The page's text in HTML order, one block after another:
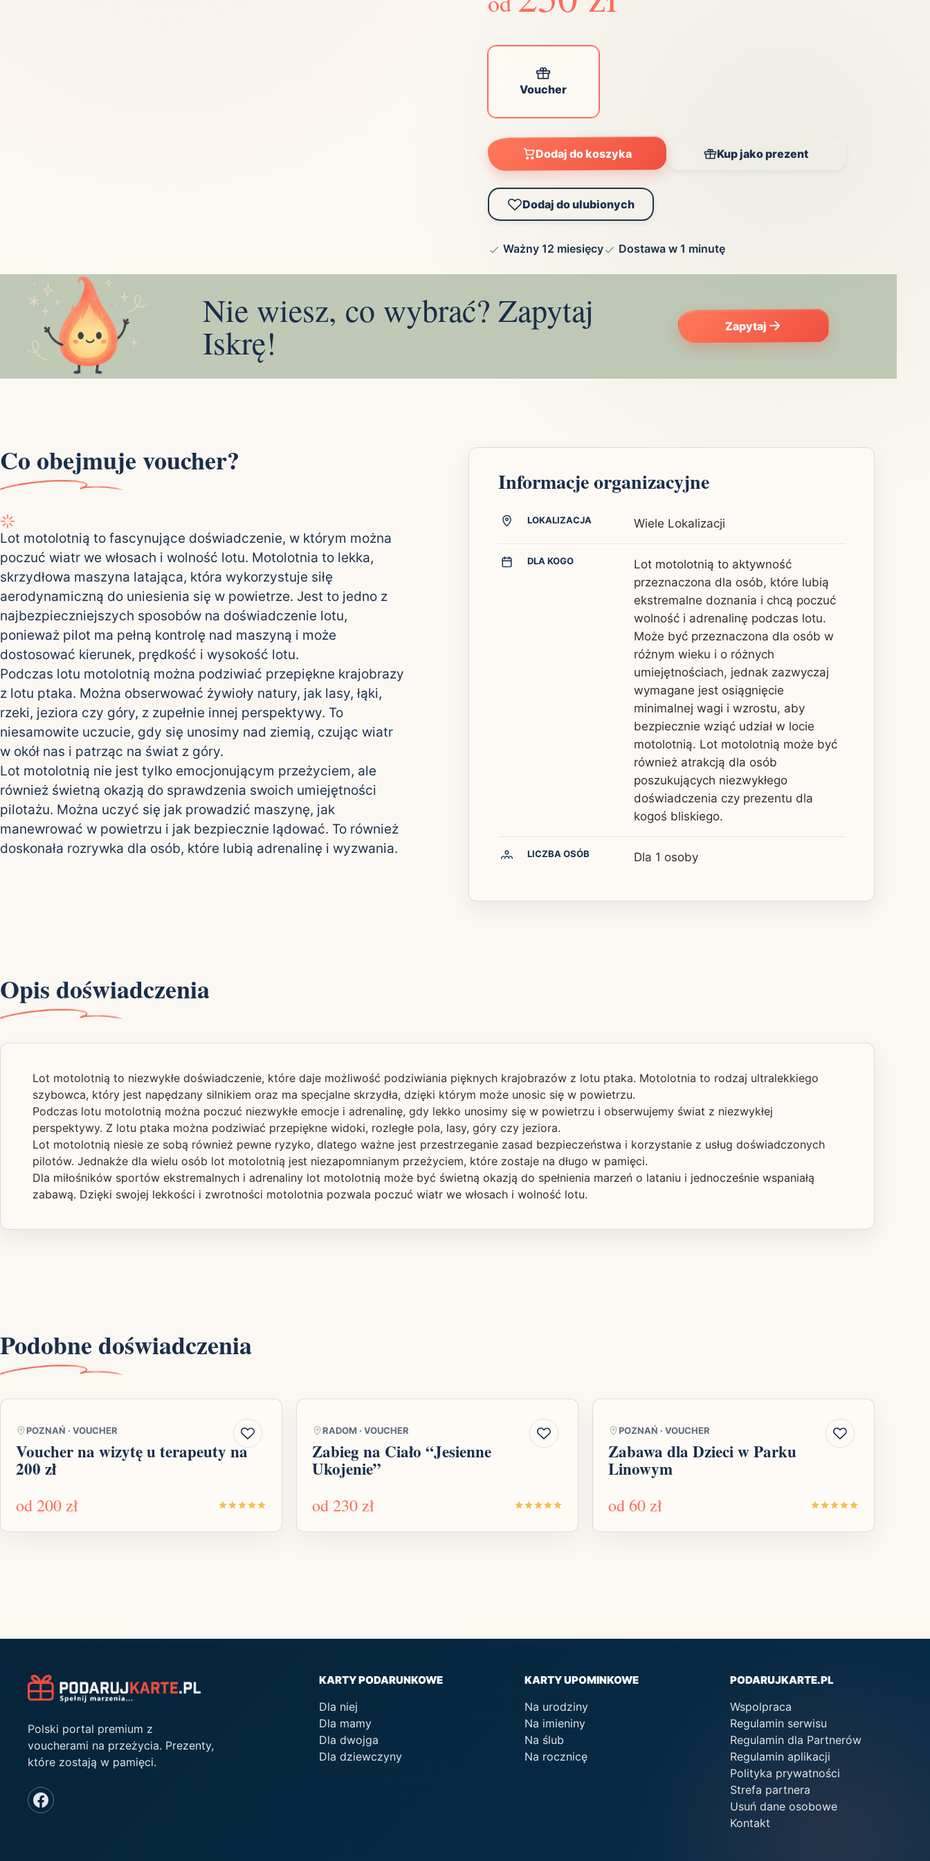
Bydgoszcz
Ciechocinek
Wielkopolski
Kraków
Voucher
Dodaj do koszyka Kup jako prezent
Dodaj do ulubionych
Ważny 12 miesięcy Dostawa w 1 minutę
Nie wiesz, co wybrać? Zapytaj
Iskrę! Zapytaj
Co obejmuje voucher?
Lot motolotnią to fascynujące doświadczenie, w którym można
poczuć wiatr we włosach i wolność lotu. Motolotnia to lekka,
skrzydłowa maszyna latająca, która wykorzystuje siłę
aerodynamiczną do uniesienia się w powietrze. Jest to jedno z
najbezpieczniejszych sposobów na doświadczenie lotu,
ponieważ pilot ma pełną kontrolę nad maszyną i może
dostosować kierunek, prędkość i wysokość lotu.
Podczas lotu motolotnią można podziwiać przepiękne krajobrazy
z lotu ptaka. Można obserwować żywioły natury, jak lasy, łąki,
rzeki, jeziora czy góry, z zupełnie innej perspektywy. To
niesamowite uczucie, gdy się unosimy nad ziemią, czując wiatr
w okół nas i patrząc na świat z góry.
Lot motolotnią nie jest tylko emocjonującym przeżyciem, ale
również świetną okazją do sprawdzenia swoich umiejętności
pilotażu. Można uczyć się jak prowadzić maszynę, jak
manewrować w powietrzu i jak bezpiecznie lądować. To również
doskonała rozrywka dla osób, które lubią adrenalinę i wyzwania.
Informacje organizacyjne
LOKALIZACJA Wiele Lokalizacji
DLA KOGO
Lot motolotnią to aktywność
przeznaczona dla osób, które lubią
ekstremalne doznania i chcą poczuć
wolność i adrenalinę podczas lotu.
Może być przeznaczona dla osób w
różnym wieku i o różnych
umiejętnościach, jednak zazwyczaj
wymagane jest osiągnięcie
minimalnej wagi i wzrostu, aby
bezpiecznie wziąć udział w locie
motolotnią. Lot motolotnią może być
również atrakcją dla osób
poszukujących niezwykłego
doświadczenia czy prezentu dla
kogoś bliskiego.
LICZBA OSÓB Dla 1 osoby
Opis doświadczenia
Lot motolotnią to niezwykłe doświadczenie, które daje możliwość podziwiania pięknych krajobrazów z lotu ptaka. Motolotnia to rodzaj ultralekkiego
szybowca, który jest napędzany silnikiem oraz ma specjalne skrzydła, dzięki którym może unosic się w powietrzu.
Podczas lotu motolotnią można poczuć niezwykłe emocje i adrenalinę, gdy lekko unosimy się w powietrzu i obserwujemy świat z niezwykłej
perspektywy. Z lotu ptaka można podziwiać przepiękne widoki, rozległe pola, lasy, góry czy jeziora.
Lot motolotnią niesie ze sobą również pewne ryzyko, dlatego ważne jest przestrzeganie zasad bezpieczeństwa i korzystanie z usług doświadczonych
pilotów. Jednakże dla wielu osób lot motolotnią jest niezapomnianym przeżyciem, które zostaje na długo w pamięci.
Dla miłośników sportów ekstremalnych i adrenaliny lot motolotnią może być świetną okazją do spełnienia marzeń o lataniu i jednocześnie wspaniałą
zabawą. Dzięki swojej lekkości i zwrotności motolotnia pozwala poczuć wiatr we włosach i wolność lotu.
Podobne doświadczenia
POZNAŃ · VOUCHER
Voucher na wizytę u terapeuty na
200 zł
od 200 zł
RADOM · VOUCHER
Zabieg na Ciało “Jesienne
Ukojenie”
od 230 zł
POZNAŃ · VOUCHER
Zabawa dla Dzieci w Parku
Linowym
od60 zł
Polski portal premium z
voucherami na przeżycia. Prezenty,
które zostają w pamięci.
KARTY PODARUNKOWE
Dla niej
Dla mamy
Dla dwojga
Dla dziewczyny
KARTY UPOMINKOWE
Na urodziny
Na imieniny
Na ślub
Na rocznicę
PODARUJKARTE.PL
Wspolpraca
Regulamin serwisu
Regulamin dla Partnerów
Regulamin aplikacji
Polityka prywatności
Strefa partnera
Usuń dane osobowe
Kontakt